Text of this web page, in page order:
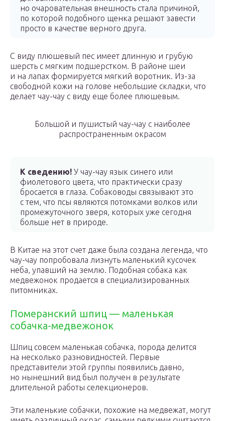
но очаровательная внешность стала причиной,
по которой подобного щенка решают завести
просто в качестве верного друга.
С виду плюшевый пес имеет длинную и грубую
шерсть с мягким подшерстком. В районе шеи
и на лапах формируется мягкий воротник. Из-за
свободной кожи на голове небольшие складки, что
делает чау-чау с виду еще более плюшевым.
Большой и пушистый чау-чау с наиболее
распространенным окрасом
К сведению! У чау-чау язык синего или
фиолетового цвета, что практически сразу
бросается в глаза. Собаководы связывают это
с тем, что псы являются потомками волков или
промежуточного зверя, которых уже сегодня
больше нет в природе.
В Китае на этот счет даже была создана легенда, что
чау-чау попробовала лизнуть маленький кусочек
неба, упавший на землю. Подобная собака как
медвежонок продается в специализированных
питомниках.
Померанский шпиц — маленькая
собачка-медвежонок
Шпиц совсем маленькая собачка, порода делится
на несколько разновидностей. Первые
представители этой группы появились давно,
но нынешний вид был получен в результате
длительной работы селекционеров.
Эти маленькие собачки, похожие на медвежат, могут